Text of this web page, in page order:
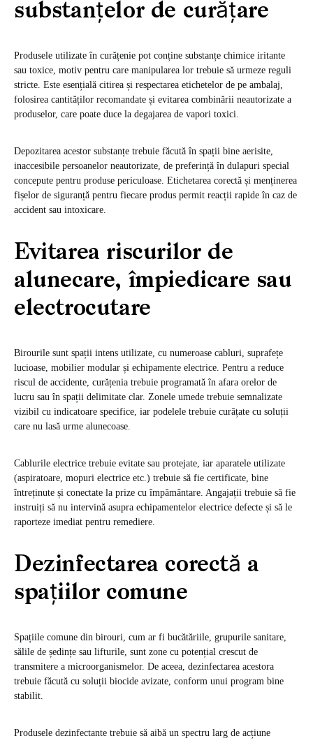
substanțelor de curățare
Produsele utilizate în curățenie pot conține substanțe chimice iritante
sau toxice, motiv pentru care manipularea lor trebuie să urmeze reguli
stricte. Este esențială citirea și respectarea etichetelor de pe ambalaj,
folosirea cantităților recomandate și evitarea combinării neautorizate a
produselor, care poate duce la degajarea de vapori toxici.
Depozitarea acestor substanțe trebuie făcută în spații bine aerisite,
inaccesibile persoanelor neautorizate, de preferință în dulapuri special
concepute pentru produse periculoase. Etichetarea corectă și menținerea
fișelor de siguranță pentru fiecare produs permit reacții rapide în caz de
accident sau intoxicare.
Evitarea riscurilor de
alunecare, împiedicare sau
electrocutare
Birourile sunt spații intens utilizate, cu numeroase cabluri, suprafețe
lucioase, mobilier modular și echipamente electrice. Pentru a reduce
riscul de accidente, curățenia trebuie programată în afara orelor de
lucru sau în spații delimitate clar. Zonele umede trebuie semnalizate
vizibil cu indicatoare specifice, iar podelele trebuie curățate cu soluții
care nu lasă urme alunecoase.
Cablurile electrice trebuie evitate sau protejate, iar aparatele utilizate
(aspiratoare, mopuri electrice etc.) trebuie să fie certificate, bine
întreținute și conectate la prize cu împământare. Angajații trebuie să fie
instruiți să nu intervină asupra echipamentelor electrice defecte și să le
raporteze imediat pentru remediere.
Dezinfectarea corectă a
spațiilor comune
Spațiile comune din birouri, cum ar fi bucătăriile, grupurile sanitare,
sălile de ședințe sau lifturile, sunt zone cu potențial crescut de
transmitere a microorganismelor. De aceea, dezinfectarea acestora
trebuie făcută cu soluții biocide avizate, conform unui program bine
stabilit.
Produsele dezinfectante trebuie să aibă un spectru larg de acțiune